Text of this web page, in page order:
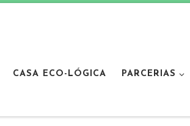
CASA ECO-LÓGICA PARCERIAS